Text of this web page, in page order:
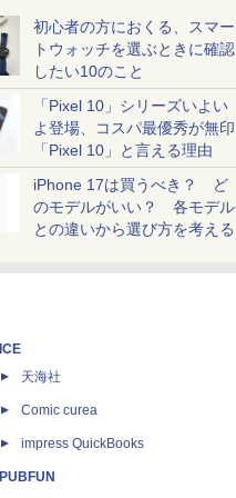
初心者の方におくる、スマー
トウォッチを選ぶときに確認
したい10のこと
「Pixel 10」シリーズいよい
よ登場、コスパ最優秀が無印
「Pixel 10」と言える理由
iPhone 17は買うべき？ ど
のモデルがいい？ 各モデル
との違いから選び方を考える
ICE
天海社
Comic curea
impress QuickBooks
PUBFUN